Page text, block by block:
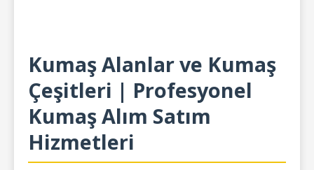
Kumaş Alanlar ve Kumaş
Çeşitleri | Profesyonel
Kumaş Alım Satım
Hizmetleri